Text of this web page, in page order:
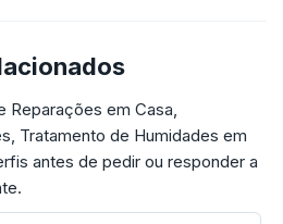
Reparações em Casa,
Tratamento de Humidades em
antes de pedir ou responder a